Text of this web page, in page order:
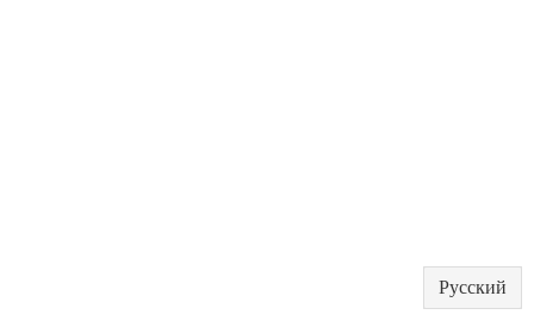
Русский